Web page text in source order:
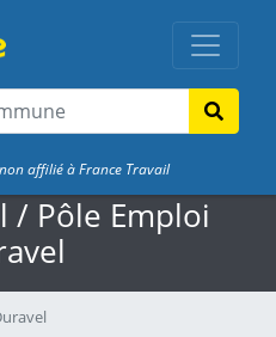
affilié à France Travail
/ Pôle Emploi